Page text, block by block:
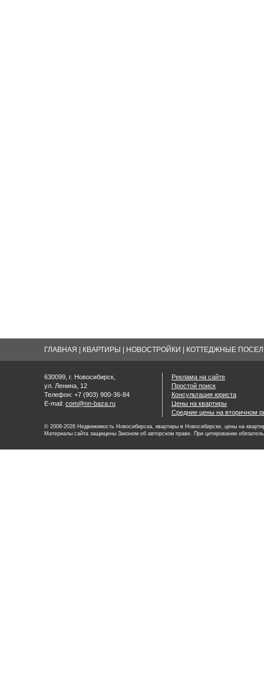
ГЛАВНАЯ КВАРТИРЫ НОВОСТРОЙКИ КОТТЕДЖНЫЕ
630099, г. Новосибирск,
ул. Ленина, 12
Телефон: +7 (903) 900-36-84
E-mail: com@nn-baza.ru
Реклама на сайте
Простой поиск
Консультация юриста
Цены на квартиры
Средние цены на вторичном
© 2008-2026 Недвижимость Новосибирска, квартиры в Новосибирске, цены на
Материалы сайта защищены Законом об авторском праве. При цитировании